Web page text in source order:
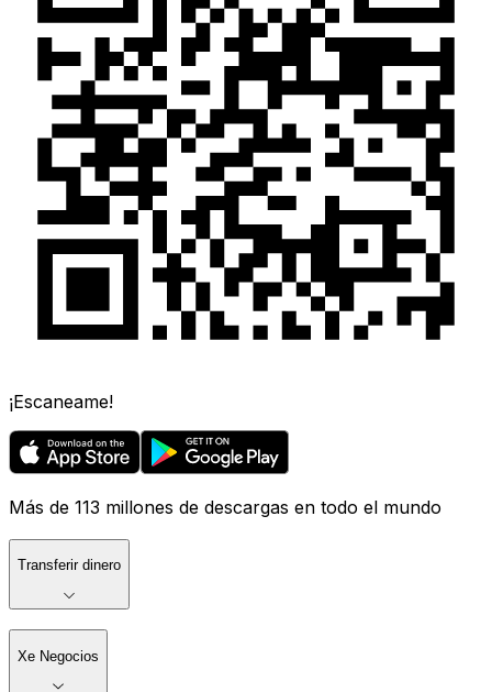
¡Escaneame!
Más de 113 millones de descargas en todo el mundo
Transferir dinero
Xe Negocios